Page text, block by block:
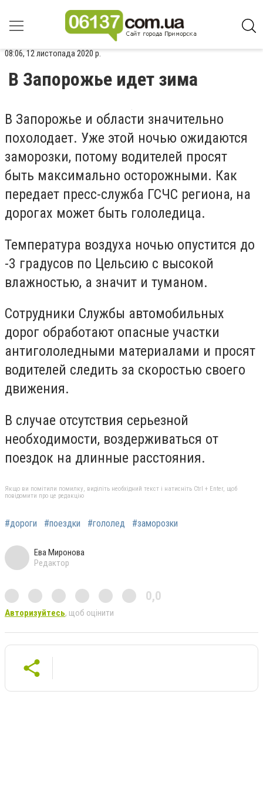
08:06, 12 листопада 2020 р.
В Запорожье идет зима
В Запорожье и области значительно
похолодает. Уже этой ночью ожидаются
заморозки, потому водителей просят
быть максимально осторожными. Как
передает пресс-служба ГСЧС региона, на
дорогах может быть гололедица.
Температура воздуха ночью опустится до
-3 градусов по Цельсию с высокой
влажностью, а значит и туманом.
Сотрудники Службы автомобильных
дорог обработают опасные участки
антигололедными материалами и просят
водителей следить за скоростью своего
движения.
В случае отсутствия серьезной
необходимости, воздерживаться от
поездок на длинные расстояния.
Якщо ви помітили помилку, виділіть необхідний текст і натисніть Ctrl + Enter, щоб
повідомити про це редакцію
#дороги #поездки #гололед #заморозки
Ева Миронова
Редактор
0,0
Авторизуйтесь, щоб оцінити